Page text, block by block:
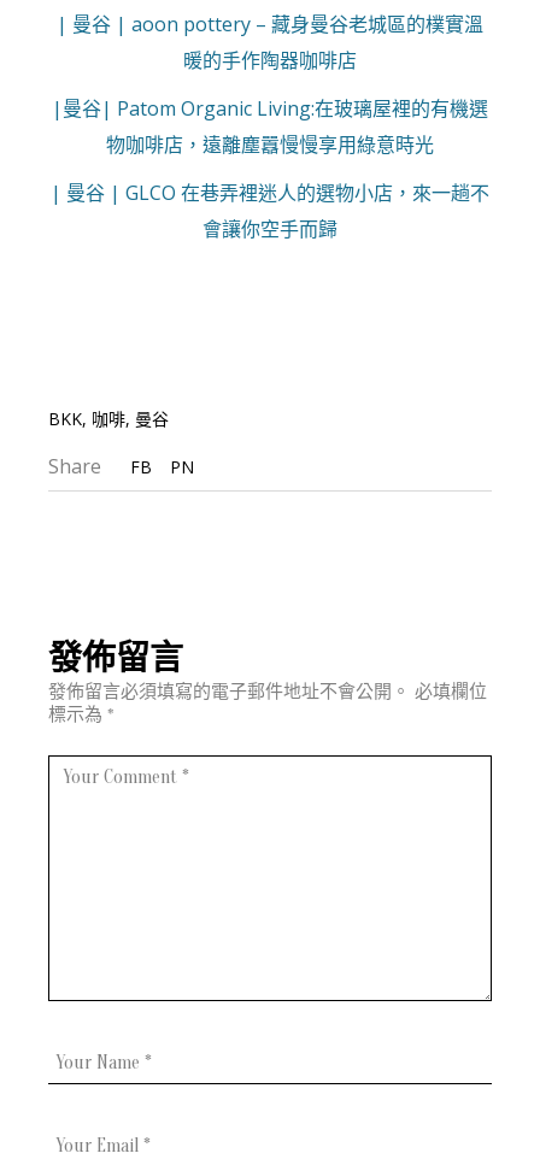
| 曼谷 | aoon pottery – 藏身曼谷老城區的樸實溫
暖的手作陶器咖啡店
|曼谷| Patom Organic Living:在玻璃屋裡的有機選
物咖啡店，遠離塵囂慢慢享用綠意時光
| 曼谷 | GLCO 在巷弄裡迷人的選物小店，來一趟不
會讓你空手而歸
BKK, 咖啡, 曼谷
Share FB PN
發佈留言
發佈留言必須填寫的電子郵件地址不會公開。 必填欄位
標示為*